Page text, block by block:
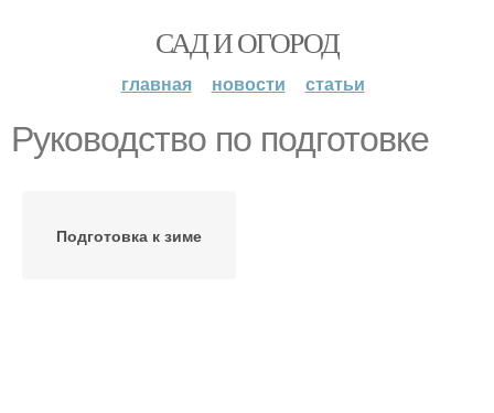
САД И ОГОРОД
главная новости статьи
Руководство по подготовке
Подготовка к зиме